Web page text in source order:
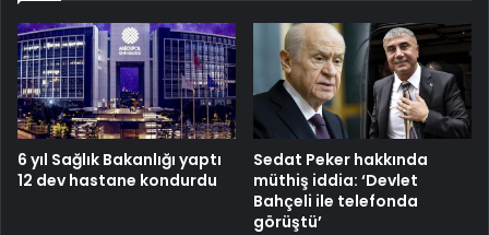
6 yıl Sağlık Bakanlığı yaptı
12 dev hastane kondurdu
Sedat Peker hakkında
müthiş iddia: ‘Devlet
Bahçeli ile telefonda
görüştü’